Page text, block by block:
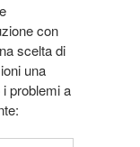
con
scelta di
una
problemi a